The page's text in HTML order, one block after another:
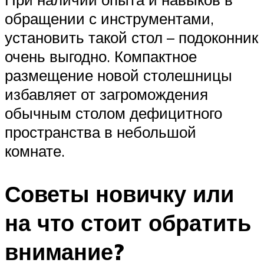
обращении с инструментами,
установить такой стол – подоконник
очень выгодно. Компактное
размещение новой столешницы
избавляет от загромождения
обычным столом дефицитного
пространства в небольшой
комнате.
Советы новичку или
на что стоит обратить
внимание?